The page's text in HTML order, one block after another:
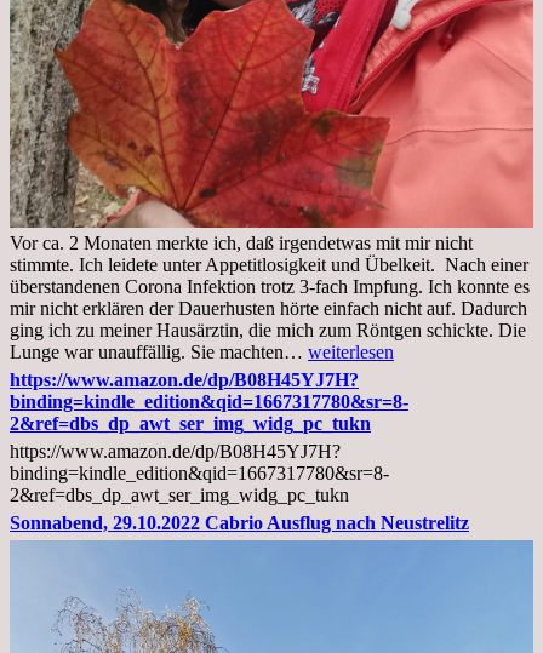
Vor ca. 2 Monaten merkte ich, daß irgendetwas mit mir nicht
stimmte. Ich leidete unter Appetitlosigkeit und Übelkeit. Nach einer
überstandenen Corona Infektion trotz 3-fach Impfung. Ich konnte es
mir nicht erklären der Dauerhusten hörte einfach nicht auf. Dadurch
ging ich zu meiner Hausärztin, die mich zum Röntgen schickte. Die
Lunge war unauffällig. Sie machten… Mittwoch,
02.11.2022,
Arztgespräch
und
Diagnose
Lebermetastasen
weiterlesen
https://www.amazon.de/dp/B08H45YJ7H?
binding=kindle_edition&qid=1667317780&sr=8-
2&ref=dbs_dp_awt_ser_img_widg_pc_tukn
https://www.amazon.de/dp/B08H45YJ7H?
binding=kindle_edition&qid=1667317780&sr=8-
2&ref=dbs_dp_awt_ser_img_widg_pc_tukn
Sonnabend, 29.10.2022 Cabrio Ausflug nach Neustrelitz